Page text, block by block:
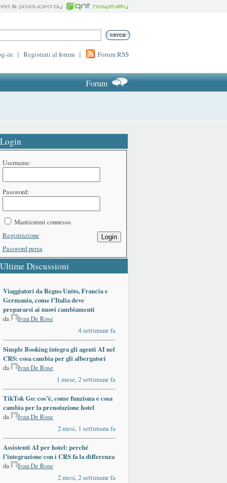
in | Registrati al forum | Forum RSS
Forum
Login
Username:
Password:
Mantienimi connesso
Login
Registrazione
Password persa
Ultime Discussioni
Viaggiatori da Regno Unito, Francia e
Germania, come l’Italia deve
prepararsi ai nuovi cambiamenti
da
Ivan De Rose
4 settimane fa
Simple Booking integra gli agenti AI nel
CRS: cosa cambia per gli albergatori
da
Ivan De Rose
1 mese, 2 settimane fa
TikTok Go: cos’è, come funziona e cosa
cambia per la prenotazione hotel
da
Ivan De Rose
2 mesi, 1 settimana fa
Assistenti AI per hotel: perché
l’integrazione con i CRS fa la differenza
da
Ivan De Rose
2 mesi, 2 settimane fa